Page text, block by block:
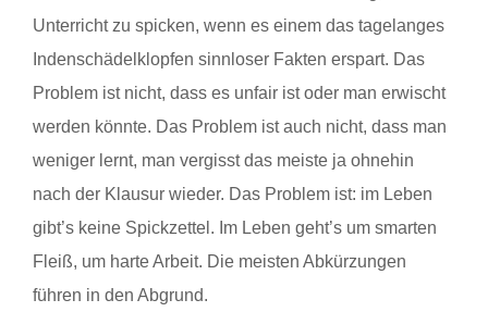
Unterricht zu spicken, wenn es einem das tagelanges
Indenschädelklopfen sinnloser Fakten erspart. Das
Problem ist nicht, dass es unfair ist oder man erwischt
werden könnte. Das Problem ist auch nicht, dass man
weniger lernt, man vergisst das meiste ja ohnehin
nach der Klausur wieder. Das Problem ist: im Leben
gibt’s keine Spickzettel. Im Leben geht’s um smarten
Fleiß, um harte Arbeit. Die meisten Abkürzungen
führen in den Abgrund.